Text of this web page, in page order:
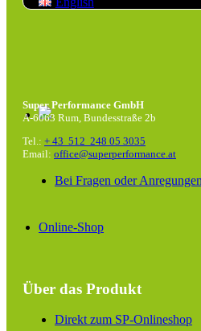
Online-Shop
Super Performance GmbH
A-6063 Rum, Bundesstraße 2b
Tel.: + 43 512 248 05 3035
Email: office@superperformance.at
Bei Fragen oder
Über das Produkt
Direkt zum SP-Onlineshop